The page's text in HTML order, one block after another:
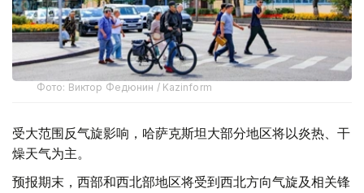
Фото: Виктор Федюнин / Kazinform
受大范围反气旋影响，哈萨克斯坦大部分地区将以炎热、干
燥天气为主。
预报期末，西部和西北部地区将受到西北方向气旋及相关锋